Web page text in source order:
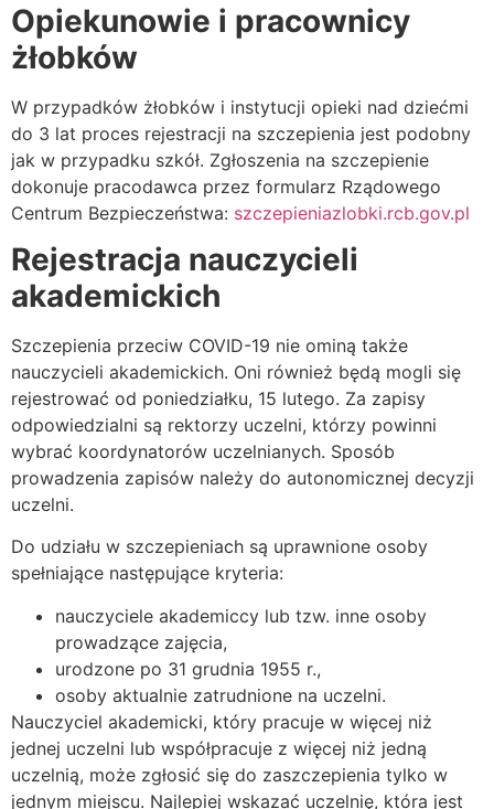
Opiekunowie i pracownicy
żłobków
W przypadków żłobków i instytucji opieki nad dziećmi
do 3 lat proces rejestracji na szczepienia jest podobny
jak w przypadku szkół. Zgłoszenia na szczepienie
dokonuje pracodawca przez formularz Rządowego
Centrum Bezpieczeństwa: szczepieniazlobki.rcb.gov.pl
Rejestracja nauczycieli
akademickich
Szczepienia przeciw COVID-19 nie ominą także
nauczycieli akademickich. Oni również będą mogli się
rejestrować od poniedziałku, 15 lutego. Za zapisy
odpowiedzialni są rektorzy uczelni, którzy powinni
wybrać koordynatorów uczelnianych. Sposób
prowadzenia zapisów należy do autonomicznej decyzji
uczelni.
Do udziału w szczepieniach są uprawnione osoby
spełniające następujące kryteria:
nauczyciele akademiccy lub tzw. inne osoby
prowadzące zajęcia,
urodzone po 31 grudnia 1955 r.,
osoby aktualnie zatrudnione na uczelni.
Nauczyciel akademicki, który pracuje w więcej niż
jednej uczelni lub współpracuje z więcej niż jedną
uczelnią, może zgłosić się do zaszczepienia tylko w
jednym miejscu. Najlepiej wskazać uczelnię, która jest